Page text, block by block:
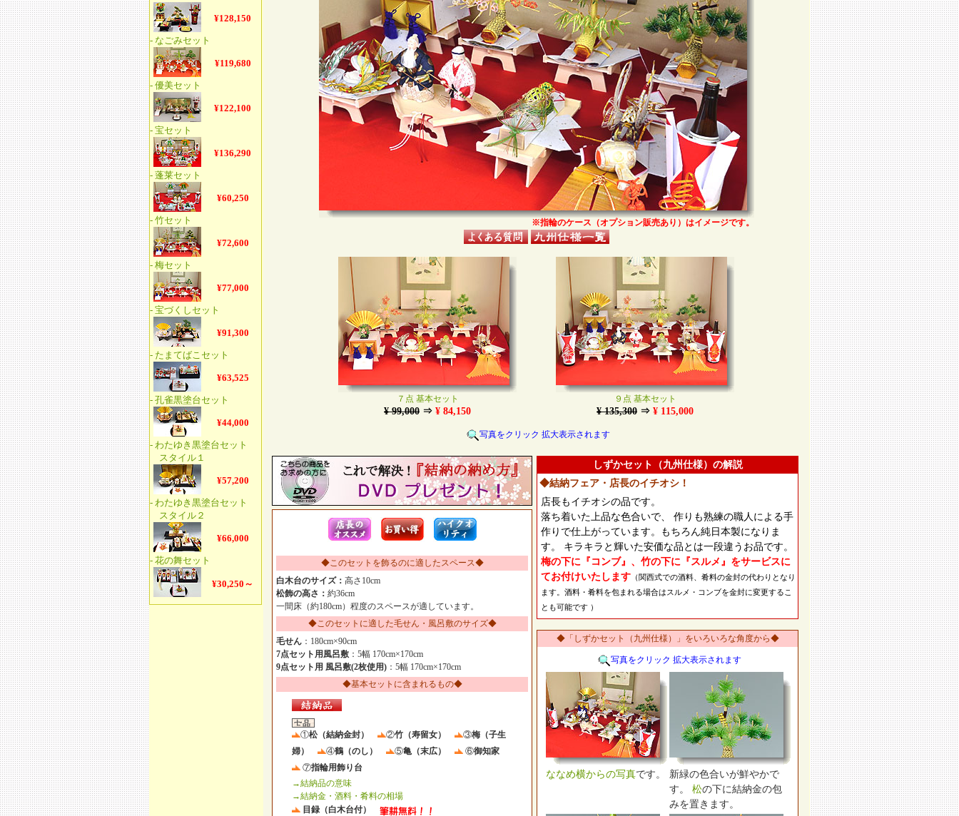
※指輪のケース（オプション販売あり）はイメージです。
７点 基本セット
¥ 99,000 ⇒ ¥ 84,150
９点 基本セット
¥ 135,300 ⇒ ¥ 115,000
写真をクリック 拡大表示されます
◆このセットを飾るのに適したスペース◆
白木台のサイズ： 高さ10cm
松飾の高さ： 約36cm
一間床（約180cm）程度のスペースが適しています。
◆このセットに適した毛せん・風呂敷のサイズ◆
毛せん ：180cm×90cm
7点セット用風呂敷 ：5幅 170cm×170cm
9点セット用 風呂敷(2枚使用) ：5幅 170cm×170cm
◆基本セットに含まれるもの◆
①松（結納金封） ②竹（寿留女） ③梅（子生
婦）
④鶴（のし） ⑤亀（末広） ⑥御知家
⑦指輪用飾り台
→結納品の意味
→結納金・酒料・肴料の相場
目録（白木台付）
しずかセット（九州仕様）の解説
◆結納フェア・店長のイチオシ！
店長もイチオシの品です。
落ち着いた上品な色合いで、 作りも熟練の職人による手
作りで仕上がっています。もちろん純日本製になりま
す。 キラキラと輝いた安価な品とは一段違うお品です。
梅の下に『コンブ』、竹の下に『スルメ』をサービスに
てお付けいたします （関西式での酒料、肴料の金封の代わりとなり
ます。酒料・肴料を包まれる場合はスルメ・コンブを金封に変更するこ
とも可能です ）
◆「しずかセット（九州仕様）」をいろいろな角度から◆
写真をクリック 拡大表示されます
ななめ横からの写真です。
新緑の色合いが鮮やかで
す。
松の下に結納金の包
みを置きます。